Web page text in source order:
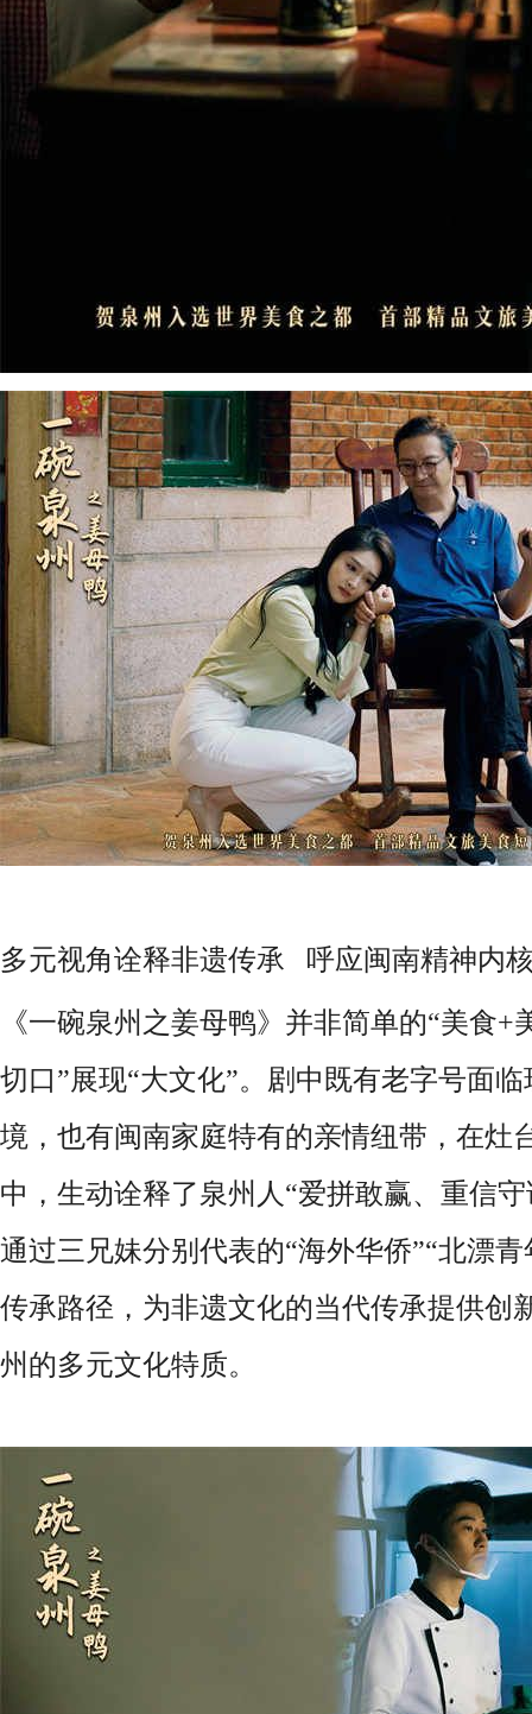
多元视角诠释非遗传承 呼应闽南精神内
《一碗泉州之姜母鸭》并非简单的“美食+
切口”展现“大文化”。剧中既有老字号面
境，也有闽南家庭特有的亲情纽带，在灶
中，生动诠释了泉州人“爱拼敢赢、重信
通过三兄妹分别代表的“海外华侨”“北漂
传承路径，为非遗文化的当代传承提供创
州的多元文化特质。